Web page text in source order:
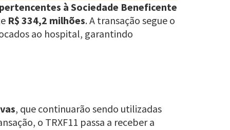
à Sociedade Beneficente
R$ 334,2 milhões. A transação segue o
ao hospital, garantindo
, que continuarão sendo utilizadas
o TRXF11 passa a receber a